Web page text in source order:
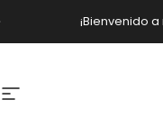
¡Bienvenido
Navegación